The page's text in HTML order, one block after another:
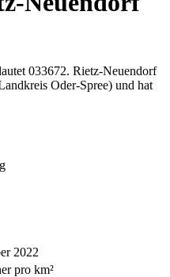
033672. Rietz-Neuendorf
Oder-Spree) und hat
2022
pro km²